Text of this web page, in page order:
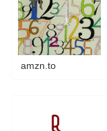
amzn.to